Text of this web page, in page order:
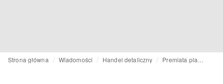
Strona główna Wiadomości Handel detaliczny